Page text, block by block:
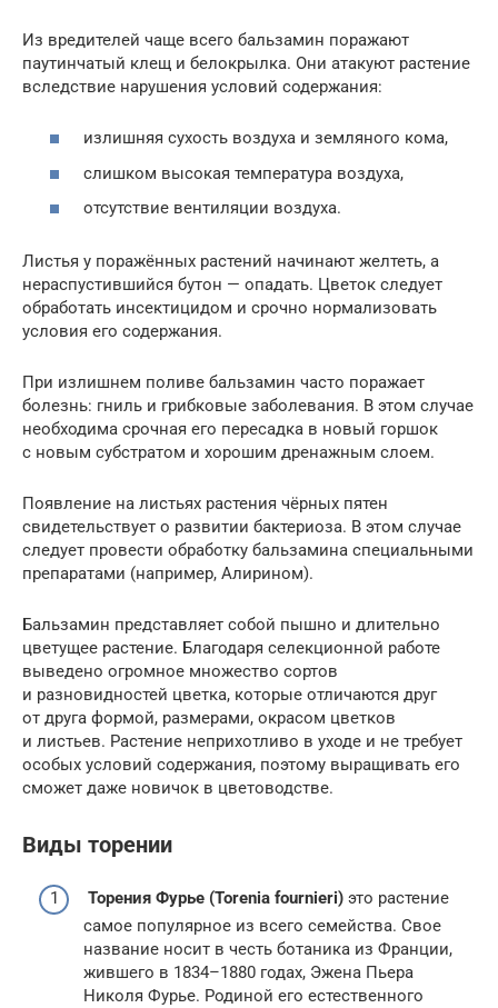
Из вредителей чаще всего бальзамин поражают
паутинчатый клещ и белокрылка. Они атакуют растение
вследствие нарушения условий содержания:
излишняя сухость воздуха и земляного кома,
слишком высокая температура воздуха,
отсутствие вентиляции воздуха.
Листья у поражённых растений начинают желтеть, а
нераспустившийся бутон — опадать. Цветок следует
обработать инсектицидом и срочно нормализовать
условия его содержания.
При излишнем поливе бальзамин часто поражает
болезнь: гниль и грибковые заболевания. В этом случае
необходима срочная его пересадка в новый горшок
с новым субстратом и хорошим дренажным слоем.
Появление на листьях растения чёрных пятен
свидетельствует о развитии бактериоза. В этом случае
следует провести обработку бальзамина специальными
препаратами (например, Алирином).
Бальзамин представляет собой пышно и длительно
цветущее растение. Благодаря селекционной работе
выведено огромное множество сортов
и разновидностей цветка, которые отличаются друг
от друга формой, размерами, окрасом цветков
и листьев. Растение неприхотливо в уходе и не требует
особых условий содержания, поэтому выращивать его
сможет даже новичок в цветоводстве.
Виды торении
Торения Фурье (Torenia fournieri) это растение
самое популярное из всего семейства. Свое
название носит в честь ботаника из Франции,
жившего в 1834–1880 годах, Эжена Пьера
Николя Фурье. Родиной его естественного